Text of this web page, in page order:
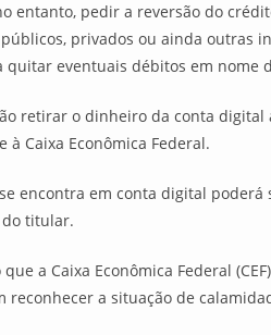
entanto, pedir a reversão do
privados ou ainda outras
quitar eventuais débitos em nome
retirar o dinheiro da conta
à Caixa Econômica Federal.
encontra em conta digital
do titular.
a Caixa Econômica Federal
reconhecer a situação de